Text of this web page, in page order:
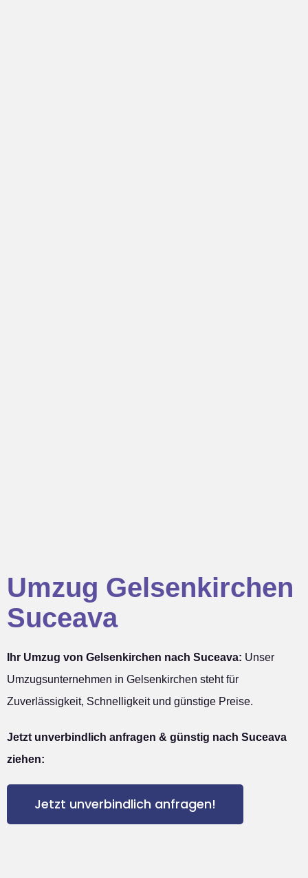
Umzug Gelsenkirchen
Suceava
Ihr Umzug von Gelsenkirchen nach Suceava: Unser
Umzugsunternehmen in Gelsenkirchen steht für
Zuverlässigkeit, Schnelligkeit und günstige Preise.
Jetzt unverbindlich anfragen & günstig nach Suceava
ziehen:
Jetzt unverbindlich anfragen!